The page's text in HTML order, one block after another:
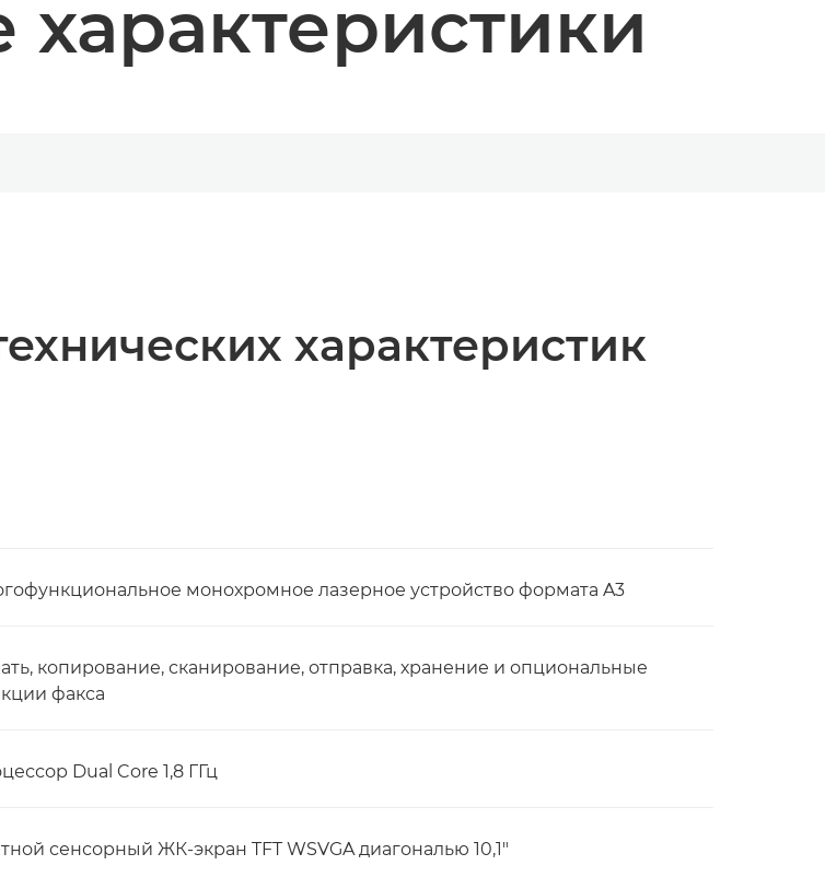
характеристики
характеристик
монохромное лазерное устройство формата A3
копирование, сканирование, отправка, хранение и опциональные
факса
Dual Core 1,8 ГГц
сенсорный ЖК-экран TFT WSVGA диагональю 10,1"